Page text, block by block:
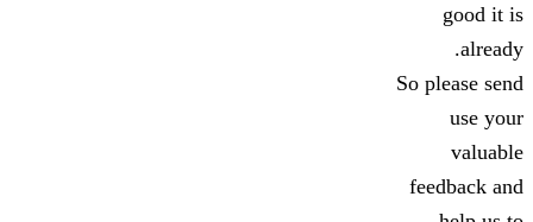
good it is
already.
So please send
use your
valuable
feedback and